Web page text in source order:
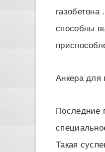
способны
Анкера для
Последние
Такая